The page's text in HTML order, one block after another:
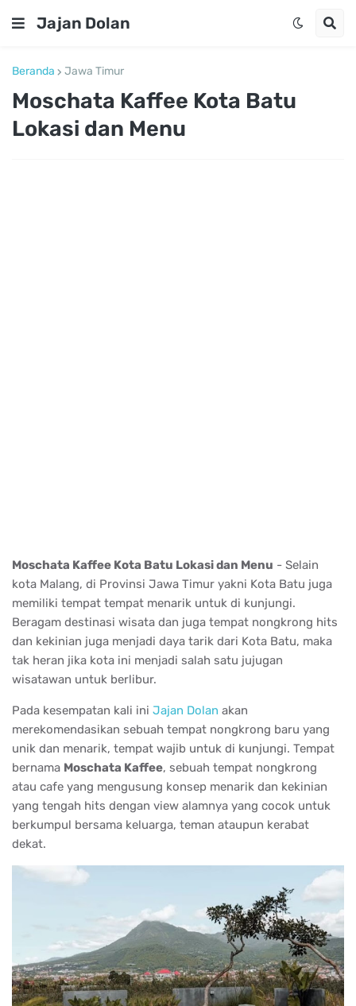
Jajan Dolan
Beranda Jawa Timur
Moschata Kaffee Kota Batu
Lokasi dan Menu
Moschata Kaffee Kota Batu Lokasi dan Menu - Selain
kota Malang, di Provinsi Jawa Timur yakni Kota Batu juga
memiliki tempat tempat menarik untuk di kunjungi.
Beragam destinasi wisata dan juga tempat nongkrong hits
dan kekinian juga menjadi daya tarik dari Kota Batu, maka
tak heran jika kota ini menjadi salah satu jujugan
wisatawan untuk berlibur.
Pada kesempatan kali ini Jajan Dolan akan
merekomendasikan sebuah tempat nongkrong baru yang
unik dan menarik, tempat wajib untuk di kunjungi. Tempat
bernama Moschata Kaffee, sebuah tempat nongkrong
atau cafe yang mengusung konsep menarik dan kekinian
yang tengah hits dengan view alamnya yang cocok untuk
berkumpul bersama keluarga, teman ataupun kerabat
dekat.